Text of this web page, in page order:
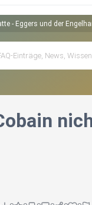
- Eggers und der